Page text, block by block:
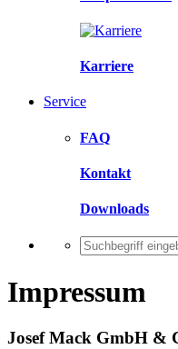
Karriere
Service
FAQ
Kontakt
Downloads
Impressum
Josef Mack GmbH &